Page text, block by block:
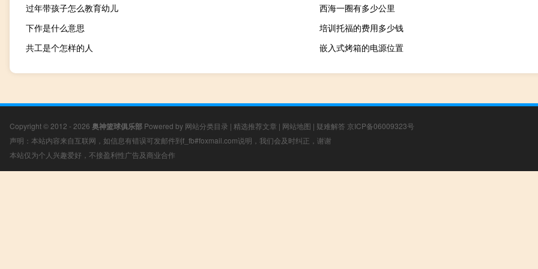
过年带孩子怎么教育幼儿
西海一圈有多少公里
下作是什么意思
培训托福的费用多少钱
共工是个怎样的人
嵌入式烤箱的电源位置
Copyright © 2012 - 2026 奥神篮球俱乐部 Powered by 网站分类目录 | 精选推荐文章 | 网站地图 | 疑难解答 京ICP备06009323号
声明：本站内容来自互联网，如信息有错误可发邮件到f_fb#foxmail.com说明，我们会及时纠正，谢谢
本站仅为个人兴趣爱好，不接盈利性广告及商业合作